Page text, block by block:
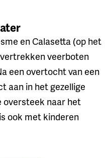
en Calasetta (op het
veerboten
een overtocht van een
aan in het gezellige
oversteek naar het
ook met kinderen